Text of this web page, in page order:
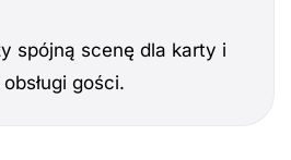
spójną scenę dla karty i
gości.